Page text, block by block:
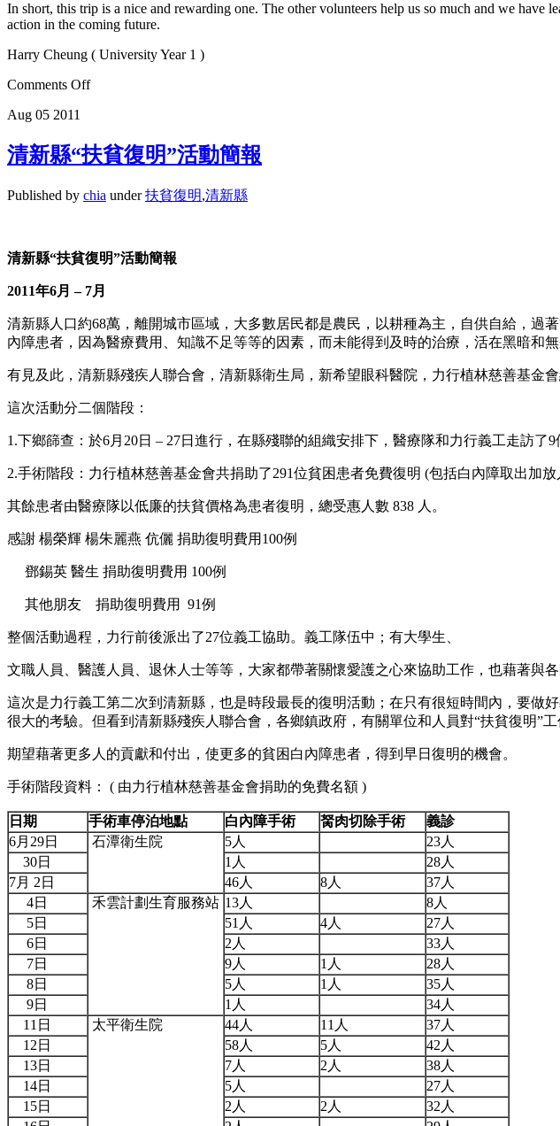
In short, this trip is a nice and rewarding one. The other volunteers help us so much and we
action in the coming future.
Harry Cheung ( University Year 1 )
Comments Off
Aug 05 2011
清新縣“扶貧復明”活動簡報
Published by chia under扶貧復明,清新縣
清新縣“扶貧復明”活動簡報
2011年6月 – 7月
清新縣人口約68萬，離開城市區域，大多數居民都是農民，以耕種為主，自供自給，
內障患者，因為醫療費用、知識不足等等的因素，而未能得到及時的治療，活在黑暗和無
有見及此，清新縣殘疾人聯合會，清新縣衛生局，新希望眼科醫院，力行植林慈善基金
這次活動分二個階段：
1.下鄉篩查：於6月20日 – 27日進行，在縣殘聯的組織安排下，醫療隊和力行義工走訪了
2.手術階段：力行植林慈善基金會共捐助了291位貧困患者免費復明 (包括白內障取出加
其餘患者由醫療隊以低廉的扶貧價格為患者復明，總受惠人數 838 人。
感謝 楊榮輝 楊朱麗燕 伉儷 捐助復明費用100例
鄧錫英 醫生 捐助復明費用 100例
其他朋友 捐助復明費用 91例
整個活動過程，力行前後派出了27位義工協助。義工隊伍中；有大學生、
文職人員、醫護人員、退休人士等等，大家都帶著關懷愛護之心來協助工作，也藉著與
這次是力行義工第二次到清新縣，也是時段最長的復明活動；在只有很短時間內，要做
很大的考驗。但看到清新縣殘疾人聯合會，各鄉鎮政府，有關單位和人員對“扶貧復明”
期望藉著更多人的貢獻和付出，使更多的貧困白內障患者，得到早日復明的機會。
手術階段資料： ( 由力行植林慈善基金會捐助的免費名額 )
日期 手術車停泊地點 白內障手術 胬肉切除手術
義診
6月29日
石潭衛生院 5人
23人
30日
1人
28人
7月 2日
46人 8人
37人
4日
禾雲計劃生育服務站 13人
8人
5日
51人 4人
27人
6日
2人
33人
7日
9人 1人
28人
8日
5人 1人
35人
9日
1人
34人
11日
太平衛生院 44人 11人
37人
12日
58人 5人
42人
13日
7人 2人
38人
14日
5人
27人
15日
2人 2人
32人